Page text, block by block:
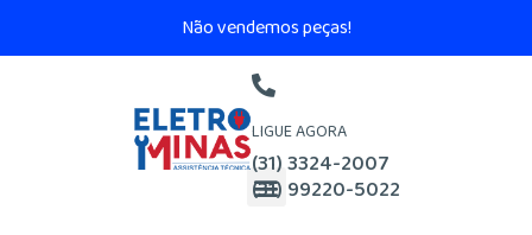
Não vendemos peças!
LIGUE AGORA
(31) 3324-2007
(31) 99220-5022